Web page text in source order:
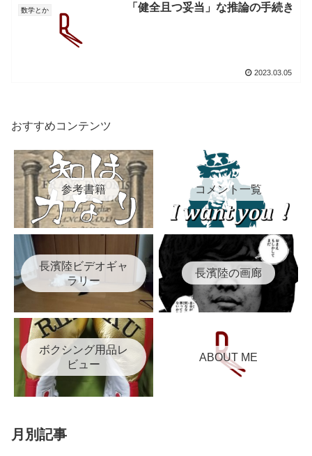
数学とか 「健全且つ妥当」な推論の手続き
2023.03.05
おすすめコンテンツ
参考書籍 コメント一覧
長濱陸ビデオギャ
ラリー
長濱陸の画廊
ボクシング用品レ
ビュー
ABOUT ME
月別記事